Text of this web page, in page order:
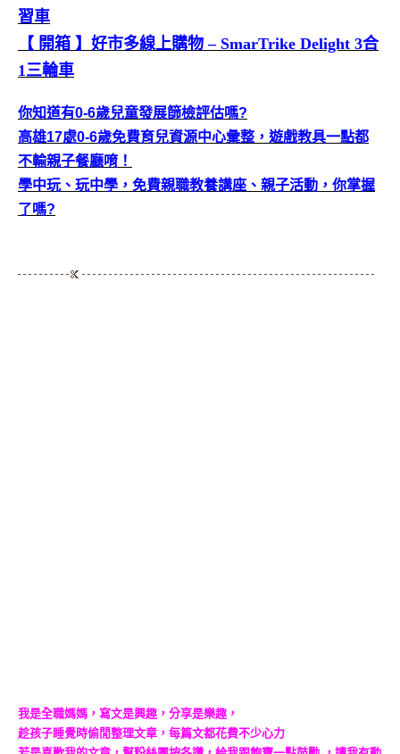
習車
【 開箱 】好市多線上購物 – SmarTrike Delight 3合
1三輪車
你知道有0-6歲兒童發展篩檢評估嗎?
高雄17處0-6歲免費育兒資源中心彙整，遊戲教具一點都
不輸親子餐廳唷！
學中玩、玩中學，免費親職教養講座、親子活動，你掌握
了嗎?
我是全職媽媽，寫文是興趣，分享是樂趣，
趁孩子睡覺時偷閒整理文章，每篇文都花費不少心力